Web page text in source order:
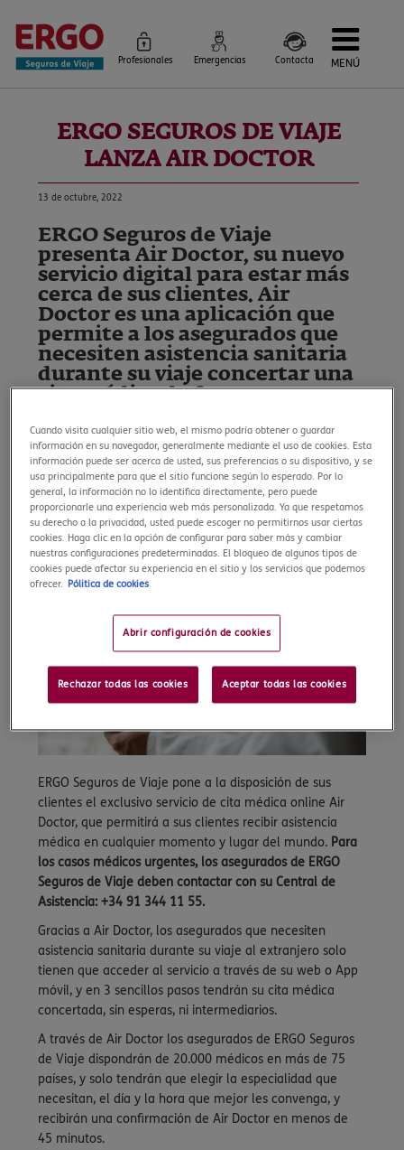
Profesionales Emergencias Contacta MENÚ
Seguros por destino
Más Seguros
Siniestros e Instrucciones
Información Corporativa
Servicios
ERGO SEGUROS DE VIAJE
LANZA AIR DOCTOR
13 de octubre, 2022
ERGO Seguros de Viaje
presenta Air Doctor, su nuevo
servicio digital para estar más
cerca de sus clientes. Air
Doctor es una aplicación que
permite a los asegurados que
necesiten asistencia sanitaria
durante su viaje concertar una
cita médica de forma
lugar del mundo. A través de su
la aplicación móvil o desde su
página web, el asegurado puede
elegir entre una cita médica
presencial, a domicilio o
consulta telemedicina en
cuestión de minutos.
ERGO Seguros de Viaje pone a la disposición de sus
clientes el exclusivo servicio de cita médica online Air
Doctor, que permitirá a sus clientes recibir asistencia
médica en cualquier momento y lugar del mundo. Para
los casos médicos urgentes, los asegurados de ERGO
Seguros de Viaje deben contactar con su Central de
Asistencia: +34 91 344 11 55.
Gracias a Air Doctor, los asegurados que necesiten
asistencia sanitaria durante su viaje al extranjero solo
tienen que acceder al servicio a través de su web o App
móvil, y en 3 sencillos pasos tendrán su cita médica
concertada, sin esperas, ni intermediarios.
A través de Air Doctor los asegurados de ERGO Seguros
de Viaje dispondrán de 20.000 médicos en más de 75
países, y solo tendrán que elegir la especialidad que
necesitan, el día y la hora que mejor les convenga, y
recibirán una confirmación de Air Doctor en menos de
45 minutos.
Cuando visita cualquier sitio web, el mismo podría obtener o guardar
información en su navegador, generalmente mediante el uso de cookies. Esta
información puede ser acerca de usted, sus preferencias o su dispositivo, y se
usa principalmente para que el sitio funcione según lo esperado. Por lo
general, la información no lo identifica directamente, pero puede
proporcionarle una experiencia web más personalizada. Ya que respetamos
su derecho a la privacidad, usted puede escoger no permitirnos usar ciertas
cookies. Haga clic en la opción de configurar para saber más y cambiar
nuestras configuraciones predeterminadas. El bloqueo de algunos tipos de
cookies puede afectar su experiencia en el sitio y los servicios que podemos
ofrecer.
Pólitica de cookies
Abrir configuración de cookies
Rechazar todas las cookies Aceptar todas las cookies